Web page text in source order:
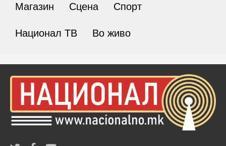
Магазин Сцена Спорт
Национал ТВ Во живо